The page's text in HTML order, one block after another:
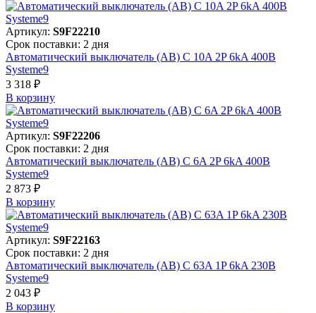
Артикул: S9F22210
Срок поставки: 2 дня
Автоматический выключатель (АВ) C 10A 2P 6kA 400В
Systeme9
3 318 ₽
В корзинy
Артикул: S9F22206
Срок поставки: 2 дня
Автоматический выключатель (АВ) C 6A 2P 6kA 400В
Systeme9
2 873 ₽
В корзинy
Артикул: S9F22163
Срок поставки: 2 дня
Автоматический выключатель (АВ) C 63A 1P 6kA 230В
Systeme9
2 043 ₽
В корзинy